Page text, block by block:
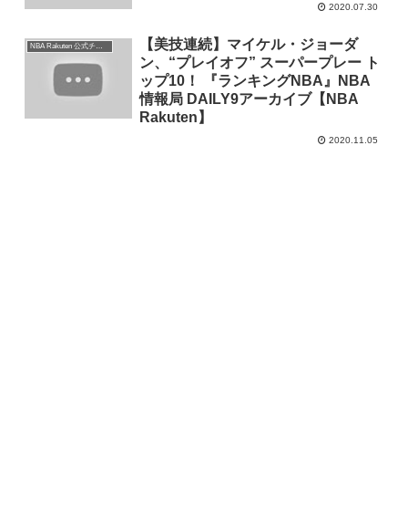
2020.07.30
NBA Rakuten 公式チャンネル
【美技連続】マイケル・ジョーダ
ン、“プレイオフ” スーパープレー ト
ップ10！ 『ランキングNBA』NBA
情報局 DAILY9アーカイブ【NBA
Rakuten】
2020.11.05